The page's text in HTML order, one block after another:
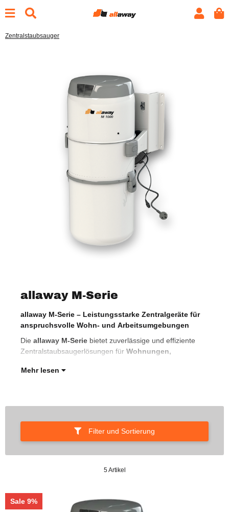
Zentralstaubsauger
allaway M-Serie
allaway M-Serie – Leistungsstarke Zentralgeräte für
anspruchsvolle Wohn- und Arbeitsumgebungen
Die allaway M-Serie bietet zuverlässige und effiziente
Zentralstaubsaugerlösungen für Wohnungen,
Mehr lesen
Filter und Sortierung
5 Artikel
Sale 9%